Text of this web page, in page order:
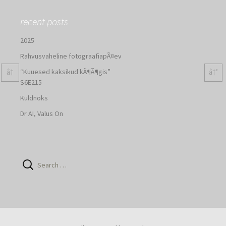
recent posts
2025
Rahvusvaheline fotograafiapÃ¤ev
“Kuuesed kaksikud kÃ¶Ã¶gis”
S6E215
Kuldnoks
Dr AI, Valus On
Search
for:
â† â†’